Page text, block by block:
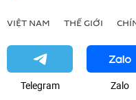
VIỆT NAM THẾ GIỚI
Telegram Zalo